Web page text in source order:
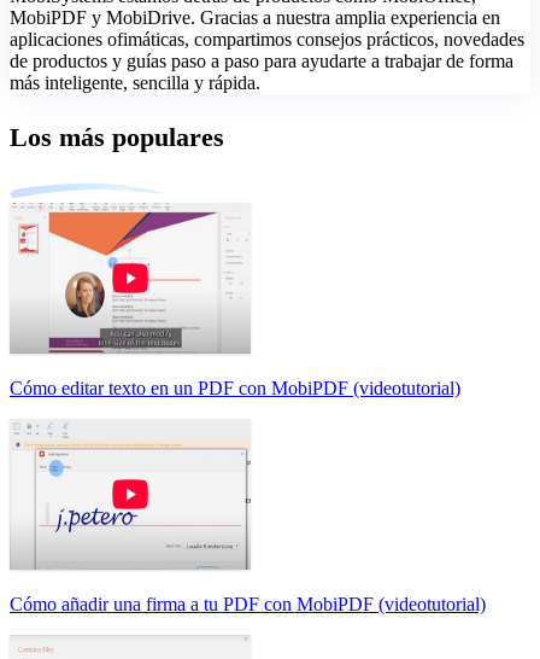
MobiPDF y MobiDrive. Gracias a nuestra amplia experiencia en
aplicaciones ofimáticas, compartimos consejos prácticos, novedades
de productos y guías paso a paso para ayudarte a trabajar de forma
más inteligente, sencilla y rápida.
Los más populares
Cómo editar texto en un PDF con MobiPDF (videotutorial)
Cómo añadir una firma a tu PDF con MobiPDF (videotutorial)